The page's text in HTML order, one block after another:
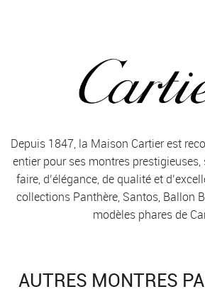
Depuis 1847, la Maison Cartier est
entier pour ses montres
faire, d’élégance, de qualité et
collections Panthère, Santos, Ballon
modèles phares de
AUTRES MONTRES